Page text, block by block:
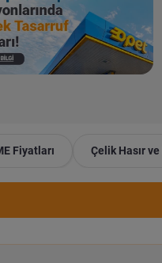
Fiyatları Çelik Hasır